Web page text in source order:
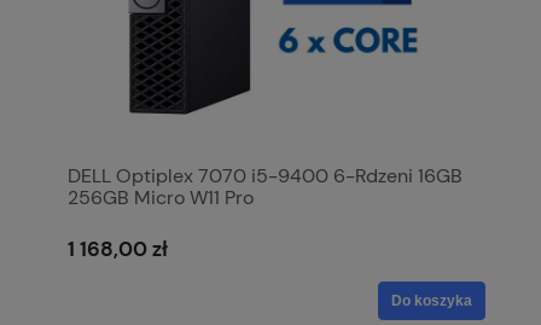
DELL Optiplex 7070 i5-9400 6-Rdzeni 16GB
256GB Micro W11 Pro
1 168,00 zł
Do koszyka